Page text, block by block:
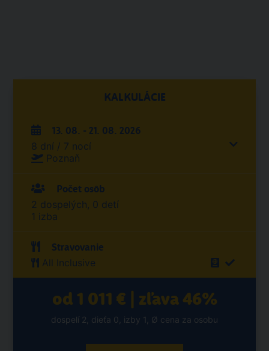
KALKULÁCIE
13. 08. - 21. 08. 2026
8 dní / 7 nocí
Poznaň
Počet osôb
2 dospelých, 0 detí
1 izba
Stravovanie
All Inclusive
od 1 011 € | zľava 46%
dospelí 2, dieťa 0, izby 1, Ø cena za osobu